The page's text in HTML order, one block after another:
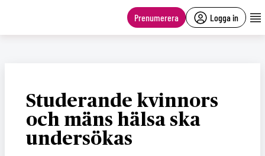
Prenumerera Logga in
Studerande kvinnors
och mäns hälsa ska
undersökas